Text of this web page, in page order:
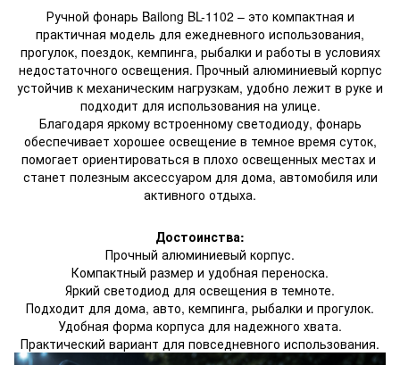
Ручной фонарь Bailong BL-1102 – это компактная и
практичная модель для ежедневного использования,
прогулок, поездок, кемпинга, рыбалки и работы в условиях
недостаточного освещения. Прочный алюминиевый корпус
устойчив к механическим нагрузкам, удобно лежит в руке и
подходит для использования на улице.
Благодаря яркому встроенному светодиоду, фонарь
обеспечивает хорошее освещение в темное время суток,
помогает ориентироваться в плохо освещенных местах и ​​
станет полезным аксессуаром для дома, автомобиля или
активного отдыха.
Достоинства:
Прочный алюминиевый корпус.
Компактный размер и удобная переноска.
Яркий светодиод для освещения в темноте.
Подходит для дома, авто, кемпинга, рыбалки и прогулок.
Удобная форма корпуса для надежного хвата.
Практический вариант для повседневного использования.